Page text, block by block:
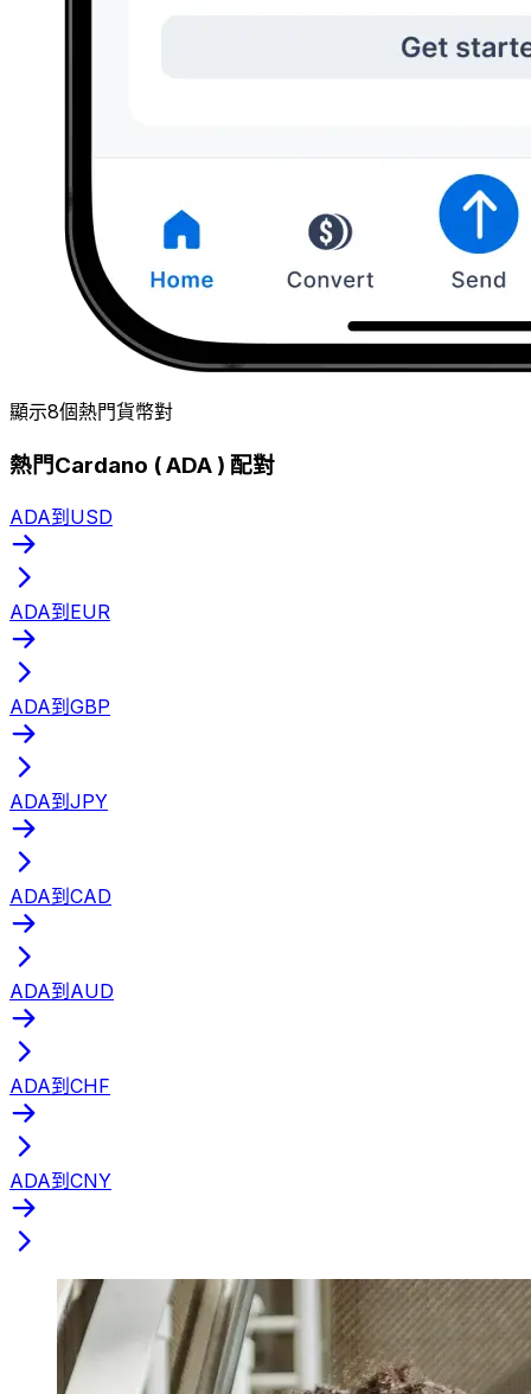
顯示8個熱門貨幣對
熱門Cardano ( ADA ) 配對
ADA到USD
ADA到EUR
ADA到GBP
ADA到JPY
ADA到CAD
ADA到AUD
ADA到CHF
ADA到CNY